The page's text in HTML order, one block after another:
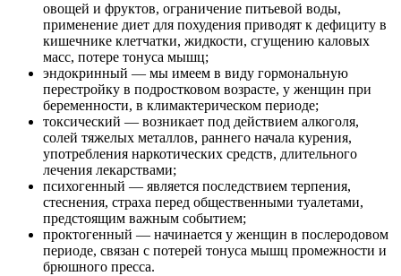
овощей и фруктов, ограничение питьевой воды,
применение диет для похудения приводят к дефициту в
кишечнике клетчатки, жидкости, сгущению каловых
масс, потере тонуса мышц;
эндокринный — мы имеем в виду гормональную
перестройку в подростковом возрасте, у женщин при
беременности, в климактерическом периоде;
токсический — возникает под действием алкоголя,
солей тяжелых металлов, раннего начала курения,
употребления наркотических средств, длительного
лечения лекарствами;
психогенный — является последствием терпения,
стеснения, страха перед общественными туалетами,
предстоящим важным событием;
проктогенный — начинается у женщин в послеродовом
периоде, связан с потерей тонуса мышц промежности и
брюшного пресса.